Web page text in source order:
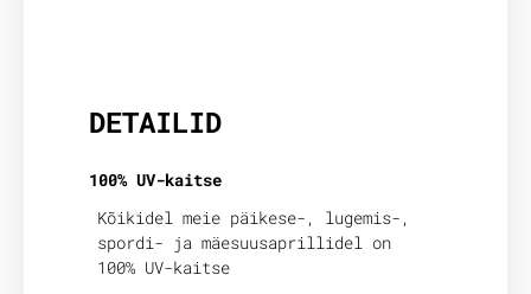
DETAILID
100% UV-kaitse
Kõikidel meie päikese-, lugemis-,
spordi- ja mäesuusaprillidel on
100% UV-kaitse